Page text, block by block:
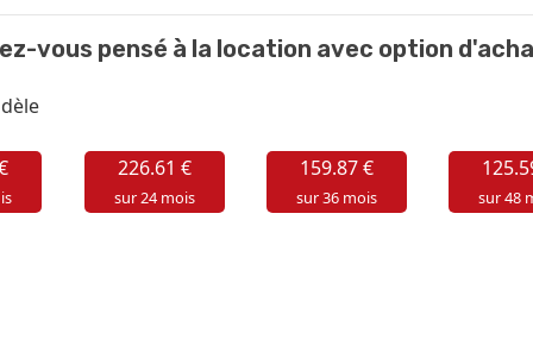
vous pensé à la location avec option